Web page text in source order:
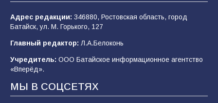
«Мобилизация или набор?» Что на самом
деле происходит в армии России в августе
2026 года
101 03.08.2026
В Батайске продолжаются дорожные работы
Адрес редакции: 346880, Ростовская область, город
Батайск, ул. М. Горького, 127
Главный редактор: Л.А.Белоконь
Учредитель: ООО Батайское информационное агентство
«Вперёд».
МЫ В СОЦСЕТЯХ